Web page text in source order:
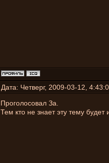
Дата: Четверг, 2009-03-12,
Проголосовал За.
Тем кто не знает эту тему будет